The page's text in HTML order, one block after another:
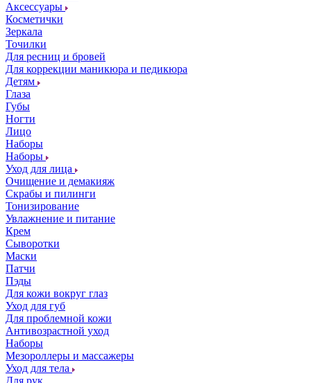
Аксессуары
Косметички
Зеркала
Точилки
Для ресниц и бровей
Для коррекции маникюра и педикюра
Детям
Глаза
Губы
Ногти
Лицо
Наборы
Наборы
Уход для лица
Очищение и демакияж
Скрабы и пилинги
Тонизирование
Увлажнение и питание
Крем
Сыворотки
Маски
Патчи
Пэды
Для кожи вокруг глаз
Уход для губ
Для проблемной кожи
Антивозрастной уход
Наборы
Мезороллеры и массажеры
Уход для тела